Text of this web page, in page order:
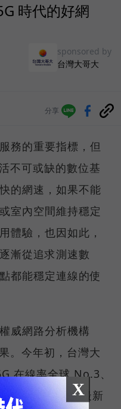
時代的好網
sponsored by
台灣大哥大
分享
務的重要指標，但
不可或缺的數位基
的網速，如果不能
室內空間維持穩定
體驗，也因如此，
漸從追求測速數
都能穩定連線的使
威網路分析機構
。今年初，台灣大
在線率全球 No.3、
Opensignal 最新
X